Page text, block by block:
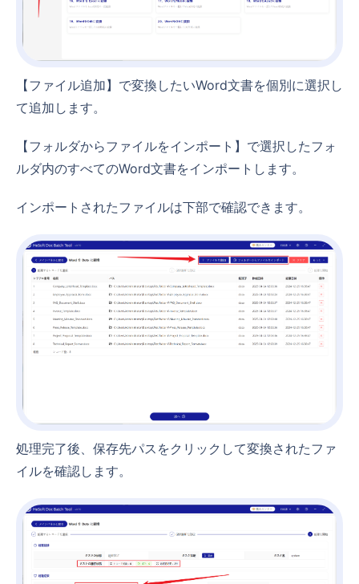
【ファイル追加】で変換したいWord文書を個別に選択し
て追加します。
【フォルダからファイルをインポート】で選択したフォ
ルダ内のすべてのWord文書をインポートします。
インポートされたファイルは下部で確認できます。
処理完了後、保存先パスをクリックして変換されたファ
イルを確認します。